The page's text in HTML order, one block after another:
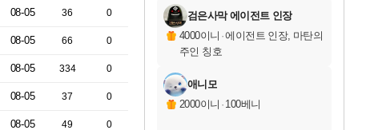
08-05 36 0
08-05 66 0
08-05 334 0
08-05 37 0
08-05 49 0
당첨되셨습니다.
당첨되셨습니다.
당첨되셨습니다.
당첨되셨습니다.
에디션 (스팀코드)를 교환.
당첨되셨습니다.
당첨되셨습니다.
당첨되셨습니다.
당첨되셨습니다.
검은사막 에이전트 인장
4000이니 ·에이전트 인장, 마탄의
주인 칭호
애니모
2000이니 · 100베니